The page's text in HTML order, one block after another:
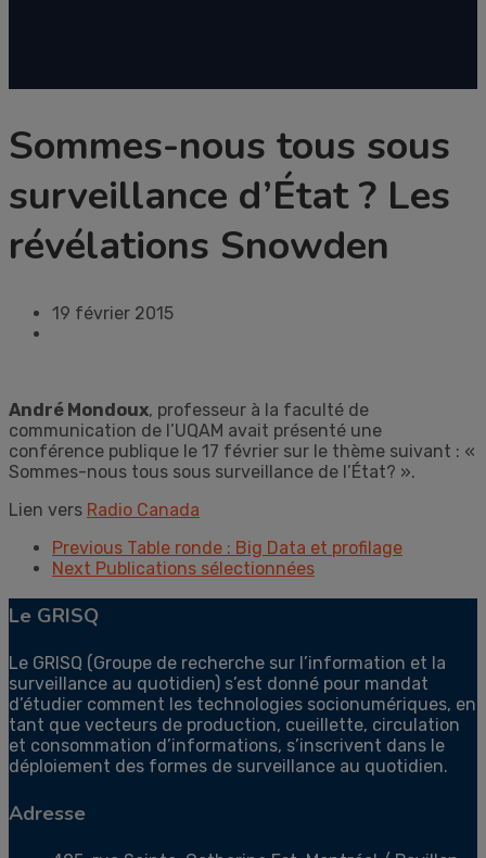
Sommes-nous tous sous
surveillance d’État ? Les
révélations Snowden
19 février 2015
André Mondoux, professeur à la faculté de
communication de l’UQAM avait présenté une
conférence publique le 17 février sur le thème suivant : «
Sommes-nous tous sous surveillance de l’État? ».
Lien vers Radio Canada
Previous Table ronde : Big Data et profilage
Next Publications sélectionnées
Le GRISQ
Le GRISQ (Groupe de recherche sur l’information et la
surveillance au quotidien) s’est donné pour mandat
d’étudier comment les technologies socionumériques, en
tant que vecteurs de production, cueillette, circulation
et consommation d’informations, s’inscrivent dans le
déploiement des formes de surveillance au quotidien.
Adresse